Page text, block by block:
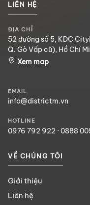
LIÊN HỆ
ĐỊA CHỈ
52 đường số 5, KDC
Q. Gò Vấp cũ), Hồ Chí
Xem map
EMAIL
info@districtm.vn
HOTLINE
0976 792 922 · 0888
VỀ CHÚNG TÔI
Giới thiệu
Liên hệ